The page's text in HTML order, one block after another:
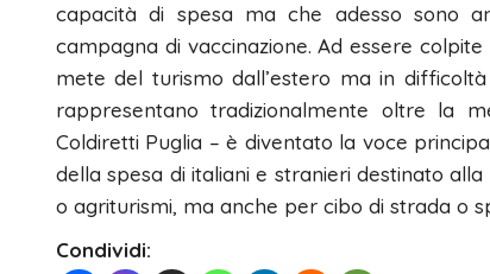
capacità di spesa ma che adesso sono
campagna di vaccinazione. Ad essere
mete del turismo dall’estero ma in
rappresentano tradizionalmente oltre la
Coldiretti Puglia – è diventato la voce
della spesa di italiani e stranieri destinato
o agriturismi, ma anche per cibo di strada o
Condividi: